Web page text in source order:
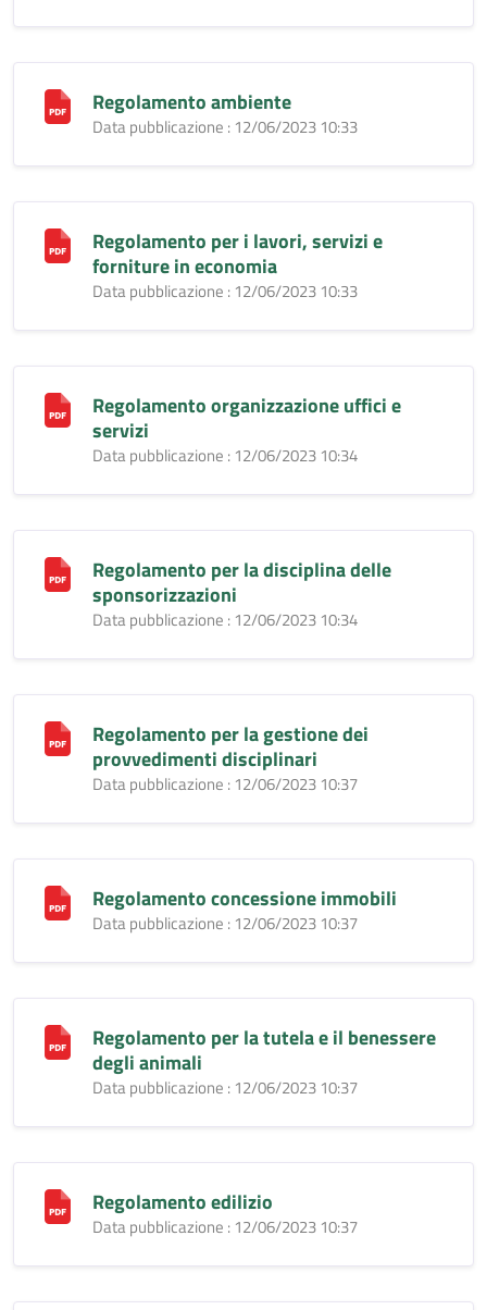
Regolamento ambiente
Data pubblicazione : 12/06/2023 10:33
Regolamento per i lavori, servizi e
forniture in economia
Data pubblicazione : 12/06/2023 10:33
Regolamento organizzazione uffici e
servizi
Data pubblicazione : 12/06/2023 10:34
Regolamento per la disciplina delle
sponsorizzazioni
Data pubblicazione : 12/06/2023 10:34
Regolamento per la gestione dei
provvedimenti disciplinari
Data pubblicazione : 12/06/2023 10:37
Regolamento concessione immobili
Data pubblicazione : 12/06/2023 10:37
Regolamento per la tutela e il benessere
degli animali
Data pubblicazione : 12/06/2023 10:37
Regolamento edilizio
Data pubblicazione : 12/06/2023 10:37